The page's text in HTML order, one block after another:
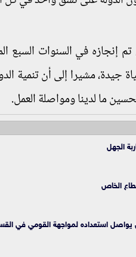
في السنوات السبع
مشيرا إلى أن تنمية
ما لدينا ومواصلة العمل.
الجهل
الخاص
استعداده لمواجهة القومي في